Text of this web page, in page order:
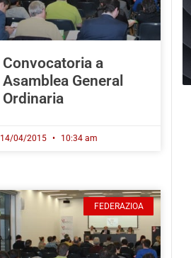
Convocatoria a
Asamblea General
Ordinaria
14/04/2015 10:34 am
FEDERAZIOA